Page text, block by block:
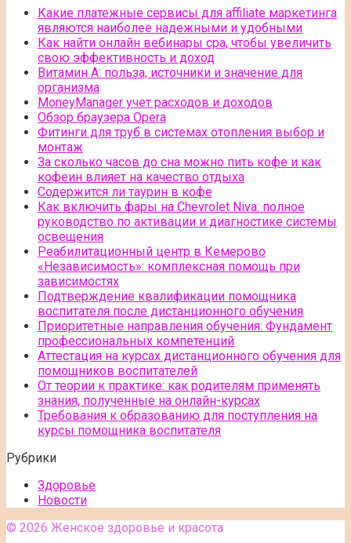
Какие платежные сервисы для affiliate маркетинга
являются наиболее надежными и удобными
Как найти онлайн вебинары cpa, чтобы увеличить
свою эффективность и доход
Витамин А: польза, источники и значение для
организма
MoneyManager учет расходов и доходов
Обзор браузера Opera
Фитинги для труб в системах отопления выбор и
монтаж
За сколько часов до сна можно пить кофе и как
кофеин влияет на качество отдыха
Содержится ли таурин в кофе
Как включить фары на Chevrolet Niva: полное
руководство по активации и диагностике системы
освещения
Реабилитационный центр в Кемерово
«Независимость»: комплексная помощь при
зависимостях
Подтверждение квалификации помощника
воспитателя после дистанционного обучения
Приоритетные направления обучения: Фундамент
профессиональных компетенций
Аттестация на курсах дистанционного обучения для
помощников воспитателей
От теории к практике: как родителям применять
знания, полученные на онлайн-курсах
Требования к образованию для поступления на
курсы помощника воспитателя
Рубрики
Здоровье
Новости
© 2026 Женское здоровье и красота